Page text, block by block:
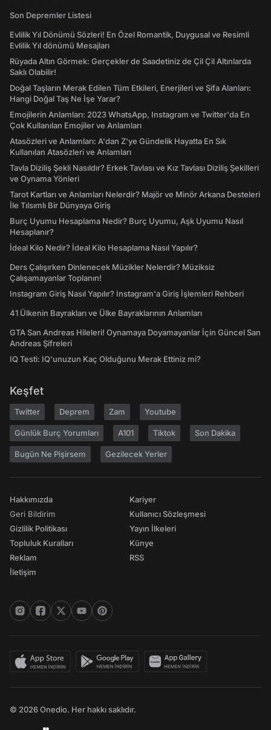
Son Depremler Listesi
Evlilik Yıl Dönümü Sözleri! En Özel Romantik, Duygusal ve Resimli
Evlilik Yıl dönümü Mesajları
Rüyada Altın Görmek: Gerçekler de Saadetiniz de Çil Çil Altınlarda
Saklı Olabilir!
Doğal Taşların Merak Edilen Tüm Etkileri, Enerjileri ve Şifa Alanları:
Hangi Doğal Taş Ne İşe Yarar?
Emojilerin Anlamları: 2023 WhatsApp, Instagram ve Twitter'da En
Çok Kullanılan Emojiler ve Anlamları
Atasözleri ve Anlamları: A'dan Z'ye Gündelik Hayatta En Sık
Kullanılan Atasözleri ve Anlamları
Tavla Diziliş Şekli Nasıldır? Erkek Tavlası ve Kız Tavlası Diziliş Şekilleri
ve Oynama Yönleri
Tarot Kartları ve Anlamları Nelerdir? Majör ve Minör Arkana Desteleri
İle Tılsımlı Bir Dünyaya Giriş
Burç Uyumu Hesaplama Nedir? Burç Uyumu, Aşk Uyumu Nasıl
Hesaplanır?
İdeal Kilo Nedir? İdeal Kilo Hesaplama Nasıl Yapılır?
Ders Çalışırken Dinlenecek Müzikler Nelerdir? Müziksiz
Çalışamayanlar Toplanın!
Instagram Giriş Nasıl Yapılır? Instagram'a Giriş İşlemleri Rehberi
41 Ülkenin Bayrakları ve Ülke Bayraklarının Anlamları
GTA San Andreas Hileleri! Oynamaya Doyamayanlar İçin Güncel San
Andreas Şifreleri
IQ Testi: IQ'unuzun Kaç Olduğunu Merak Ettiniz mi?
Keşfet
Twitter Deprem Zam Youtube
Günlük Burç Yorumları A101 Tiktok Son Dakika
Bugün Ne Pişirsem Gezilecek Yerler
Hakkımızda
Geri Bildirim
Gizlilik Politikası
Topluluk Kuralları
Reklam
İletişim
Kariyer
Kullanıcı Sözleşmesi
Yayın İlkeleri
Künye
RSS
© 2026 Onedio. Her hakkı saklıdır.